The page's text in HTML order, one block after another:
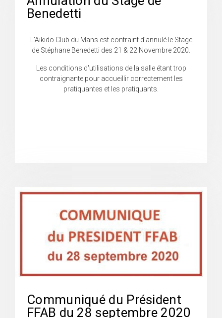
Benedetti
L'Aïkido Club du Mans est contraint d'annulé le Stage
de Stéphane Benedetti des 21 & 22 Novembre 2020.
Les conditions d'utilisations de la salle étant trop
contraignante pour accueillir correctement les
pratiquantes et les pratiquants.
Communiqué du Président
FFAB du 28 septembre 2020